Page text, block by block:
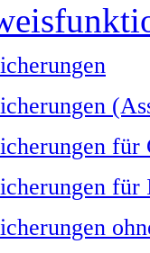
für
für